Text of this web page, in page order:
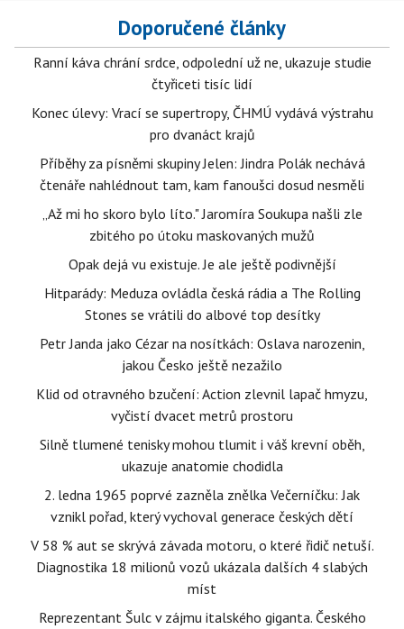
Doporučené články
Ranní káva chrání srdce, odpolední už ne, ukazuje studie
čtyřiceti tisíc lidí
Konec úlevy: Vrací se supertropy, ČHMÚ vydává výstrahu
pro dvanáct krajů
Příběhy za písněmi skupiny Jelen: Jindra Polák nechává
čtenáře nahlédnout tam, kam fanoušci dosud nesměli
„Až mi ho skoro bylo líto." Jaromíra Soukupa našli zle
zbitého po útoku maskovaných mužů
Opak dejá vu existuje. Je ale ještě podivnější
Hitparády: Meduza ovládla česká rádia a The Rolling
Stones se vrátili do albové top desítky
Petr Janda jako Cézar na nosítkách: Oslava narozenin,
jakou Česko ještě nezažilo
Klid od otravného bzučení: Action zlevnil lapač hmyzu,
vyčistí dvacet metrů prostoru
Silně tlumené tenisky mohou tlumit i váš krevní oběh,
ukazuje anatomie chodidla
2. ledna 1965 poprvé zazněla znělka Večerníčku: Jak
vznikl pořad, který vychoval generace českých dětí
V 58 % aut se skrývá závada motoru, o které řidič netuší.
Diagnostika 18 milionů vozů ukázala dalších 4 slabých
míst
Reprezentant Šulc v zájmu italského giganta. Českého